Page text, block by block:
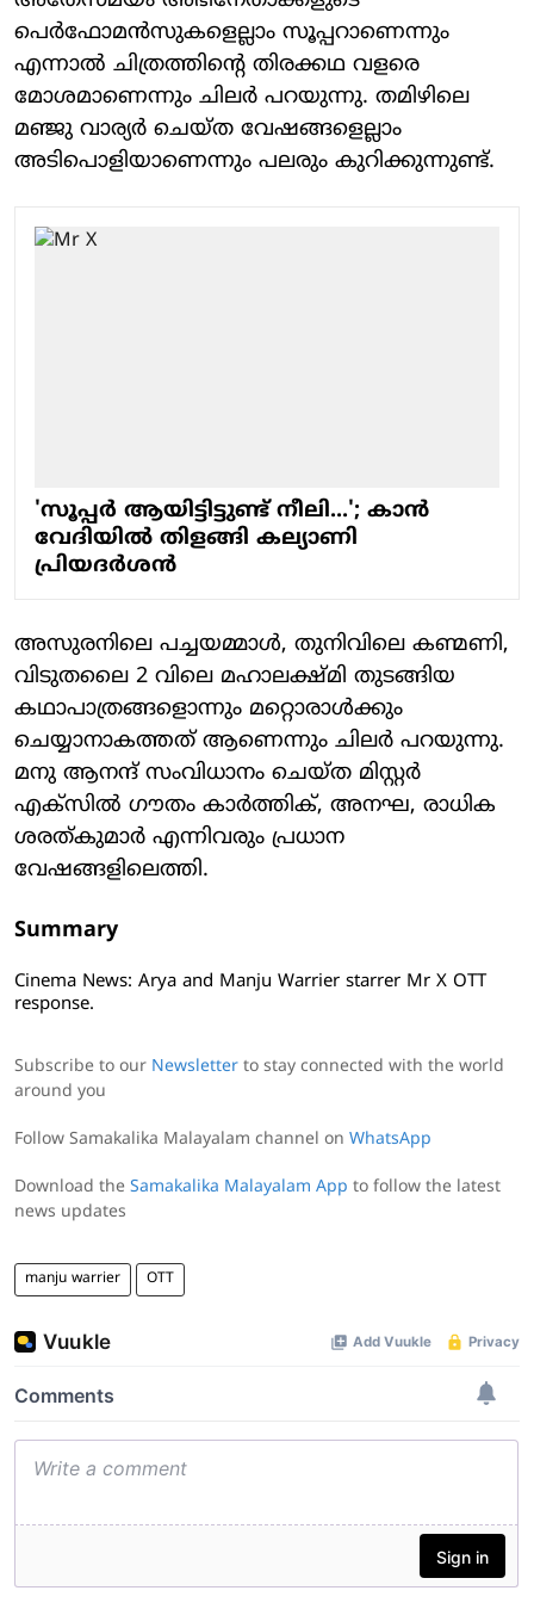
പെർഫോമൻസുകളെല്ലാം സൂപ്പറാണെന്നും
എന്നാൽ ചിത്രത്തിന്റെ തിരക്കഥ വളരെ
മോശമാണെന്നും ചിലർ പറയുന്നു. തമിഴിലെ
മഞ്ജു വാര്യർ ചെയ്ത വേഷങ്ങളെല്ലാം
അടിപൊളിയാണെന്നും പലരും കുറിക്കുന്നുണ്ട്.
'സൂപ്പർ ആയിട്ടിട്ടുണ്ട് നീലി...'; കാൻ
വേദിയിൽ തിളങ്ങി കല്യാണി
പ്രിയദർശൻ
അസുരനിലെ പച്ചയമ്മാൾ, തുനിവിലെ കണ്മണി,
വിടുതലൈ 2 വിലെ മഹാലക്ഷ്മി തുടങ്ങിയ
കഥാപാത്രങ്ങളൊന്നും മറ്റൊരാൾക്കും
ചെയ്യാനാകത്തത് ആണെന്നും ചിലർ പറയുന്നു. ​
മനു ആനന്ദ് സംവിധാനം ചെയ്ത മിസ്റ്റർ
എക്സിൽ ​ഗൗതം കാർത്തിക്, അനഘ, രാധിക
ശരത്കുമാർ എന്നിവരും പ്രധാന
വേഷങ്ങളിലെത്തി.
Summary
Cinema News: Arya and Manju Warrier starrer Mr X OTT
response.
Subscribe to our Newsletter to stay connected with the world
around you
Follow Samakalika Malayalam channel on WhatsApp
Download the Samakalika Malayalam App to follow the latest
news updates
manju warrier OTT